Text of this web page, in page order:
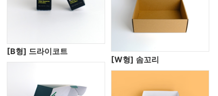
[B형] 드라이코트
[W형] 솜꼬리